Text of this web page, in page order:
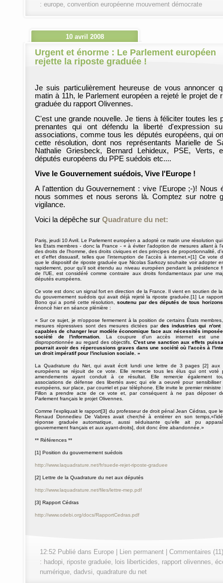
: europe, convention européenne mouvement démocrate
10 avril 2008
Urgent et énorme : Le Parlement européen
rejette la riposte graduée !
Je suis particulièrement heureuse de vous annoncer
matin à 11h, le Parlement européen a rejeté le projet de
graduée du rapport Olivennes.
C'est une grande nouvelle. Je tiens à féliciter toutes les
prenantes qui ont défendu la liberté d'expression
associations, comme tous les députés européens, qui
cette résolution, dont nos représentants Marielle de
Nathalie Griesbeck, Bernard Lehideux, PSE, Verts,
députés européens du PPE suédois etc....
Vive le Gouvernement suédois, Vive l'Europe !
A l'attention du Gouvernement : vive l'Europe ;-)! Nous
nous sommes et nous serons là. Comptez sur notre
vigilance.
Voici la dépêche sur Quadrature du net:
Paris, jeudi 10 Avril. Le Parlement européen a adopté ce matin une résolution
les États membres - donc la France - « à éviter l'adoption de mesures allant à
des droits de l'homme, des droits civiques et des principes de proportionnalité,
et d'effet dissuasif, telles que l'interruption de l'accès à internet.»[1] Ce vote
que le dispositif de riposte graduée que Nicolas Sarkozy souhaite voir adopter
rapidement, pour qu'il soit étendu au niveau européen pendant la présidence
de l'UE, est considéré comme contraire aux droits fondamentaux par une
députés européens.
Ce vote est donc un signal fort en direction de la France. Il vient en soutien de
du gouvernement suédois qui avait déjà rejeté la riposte graduée.[1] Le
Bono qui a porté cette résolution,soutenu par des députés de tous
énoncé hier en séance plénière :
« Sur ce sujet, je m'oppose fermement à la position de certains États
mesures répressives sont des mesures dictées par des industries qui n'ont
capables de changer leur modèle économique face aux nécessités
société de l'information.
La coupure d'un accès internet est une
disproportionnée au regard des objectifs. C'est une sanction aux effets
pourrait avoir des répercussions graves dans une société où l'accès à
un droit impératif pour l'inclusion sociale. »
La Quadrature du Net, qui avait écrit lundi une lettre de 3 pages [2] aux
européens se réjouit de ce vote. Elle remercie tous les élus qui ont voté
amendements ayant conduit à ce résultat. Elle remercie également
associations de défense des libertés avec qui ele a oeuvré pour sensibiliser
européens, sur place, par courriel et par téléphone. Elle invite le premier ministre
Fillon a prendre acte de ce vote et, par conséquent à ne pas déposer
Parlement français le projet Olivennes.
Comme l'expliquait le rapport[3] du professeur de droit pénal Jean Cédras, que
Renaud Donnedieu De Vabres avait cherché à entérrer en son
réponse graduée automatique, aussi séduisante qu'elle ait pu
gouvernement français et aux ayant-droits], doit donc être abandonnée.»
** Références **
[1] Position du gouvernement suédois
http://www.laquadrature.net/fr/suede-rejet-riposte-graduee
[2] Lettre de la Quadrature du net aux députés
http://www.laquadrature.net/files/lettre-mep.pdf
[3] Rapport Cédras
http://www.odebi.org/docs/RapportCedras.pdf
12:52 Publié dans Europe Lien permanent
Commentaires (11)
: hadopi, riposte graduée, lois liberticides, rapport olivennes,
numérique, dadvsi, quadrature du net